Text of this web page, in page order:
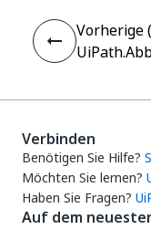
Vorherige
Verbinden
Benötigen Sie Hilfe?
Möchten Sie lernen?
Haben Sie Fragen?
Auf dem